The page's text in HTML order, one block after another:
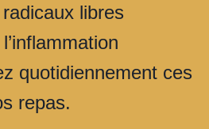
libres
quotidiennement ces
repas.